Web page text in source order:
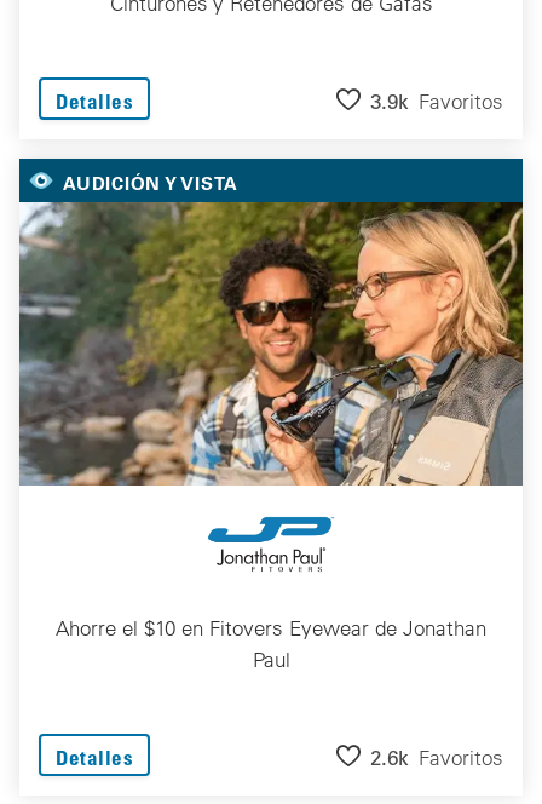
Detalles 3.9k Favoritos
AUDICIÓN Y VISTA
Ahorre el $10 en Fitovers Eyewear de Jonathan
Paul
Detalles 2.6k Favoritos